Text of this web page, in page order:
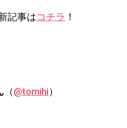
記事はコチラ！
（@tomihi）